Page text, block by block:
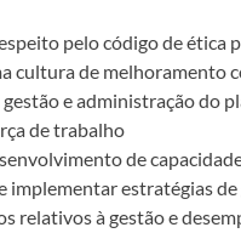
pelo código de ética
cultura de melhoramento
e administração do
de trabalho
de
implementar estratégias
relativos à gestão e